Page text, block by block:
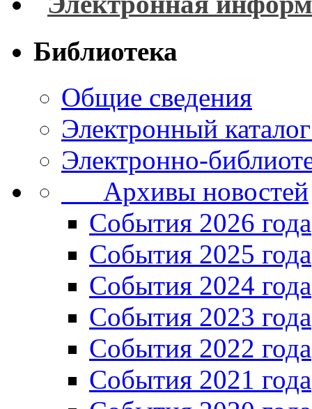
Библиотека
Общие сведения
Электронный
Электронно-
Архивы новостей
Cобытия 2026 года
События 2025 года
События 2024 года
События 2023 года
Cобытия 2022 года
Cобытия 2021 года